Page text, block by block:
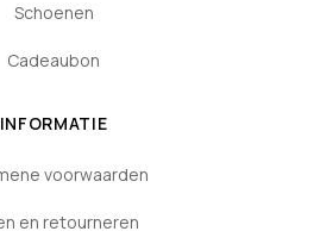
Schoenen
Cadeaubon
INFORMATIE
voorwaarden
en retourneren